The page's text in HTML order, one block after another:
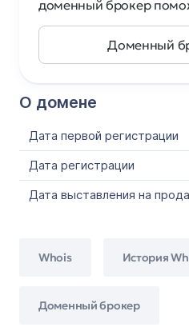
О домене
Дата первой регистрации
Дата регистрации
Дата выставления на
Whois История
Доменный брокер
доменный брокер
Доменный